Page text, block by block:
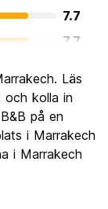
7.7
7.7
9.1
8.8
Läs
och kolla in
på en
i Marrakech
i Marrakech